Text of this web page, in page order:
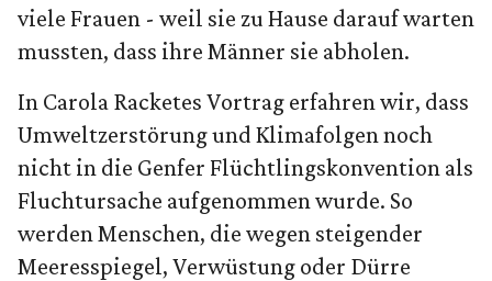
viele Frauen - weil sie zu Hause darauf warten
mussten, dass ihre Männer sie abholen.
In Carola Racketes Vortrag erfahren wir, dass
Umweltzerstörung und Klimafolgen noch
nicht in die Genfer Flüchtlingskonvention als
Fluchtursache aufgenommen wurde. So
werden Menschen, die wegen steigender
Meeresspiegel, Verwüstung oder Dürre